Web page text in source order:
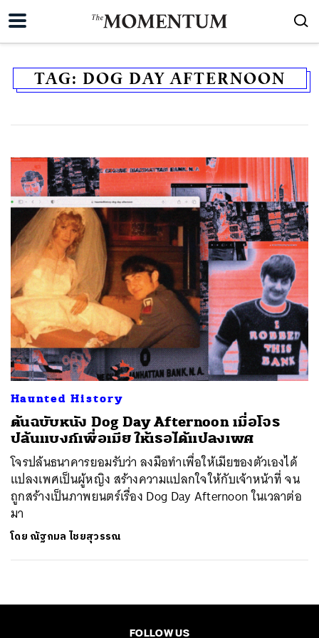
TAG: DOG DAY AFTERNOON
Haunted History
ต้นฉบับหนัง Dog Day Afternoon เมื่อโจร
ปล้นแบงก์เพื่อเมีย ให้เธอได้แปลงเพศ
โจรปล้นธนาคารยอมรับว่า ลงมือทำเพื่อให้เมียของตัวเองได้
แปลงเพศเป็นผู้หญิง สร้างความแปลกใจให้กับเจ้าหน้าที่ จน
ถูกสร้างเป็นภาพยนตร์เรื่อง Dog Day Afternoon ในเวลาต่อ
มา
โดย ณัฐกมล ไชยสุวรรณ
FOLLOW US
ค้นหา
SHARE TWEET LINE EMAIL